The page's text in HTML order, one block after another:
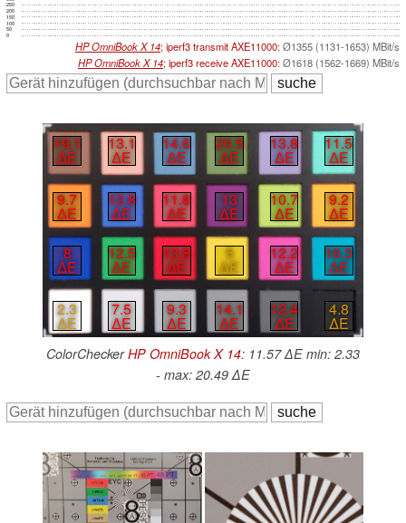
0
50
100
150
200
250
HP OmniBook X 14; iperf3 transmit AXE11000:Ø1355 (1131-1653) MBit/s
HP OmniBook X 14; iperf3 receive AXE11000:Ø1618 (1562-1669) MBit/s
19.1
∆E
13.1
∆E
14.6
∆E
20.5
∆E
13.8
∆E
11.5
∆E
9.7
∆E
12.8
∆E
11.8
∆E
13
∆E
10.7
∆E
9.2
∆E
8
∆E
12.5
∆E
13.8
∆E
5
∆E
12.2
∆E
16.3
∆E
2.3
∆E
7.5
∆E
9.3
∆E
14.1
∆E
12.4
∆E
4.8
∆E
ColorCheckerHP OmniBook X 14: 11.57 ∆E min: 2.33
- max: 20.49 ∆E